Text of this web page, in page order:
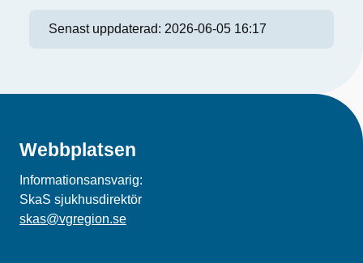
Senast uppdaterad: 2026-06-05 16:17
Webbplatsen
Informationsansvarig:
SkaS sjukhusdirektör
skas@vgregion.se